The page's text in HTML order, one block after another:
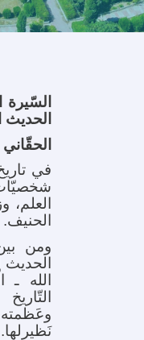
الحقّاني
في
الحنیف.
ومن
الله
وعَظمته
نَظیرلها.